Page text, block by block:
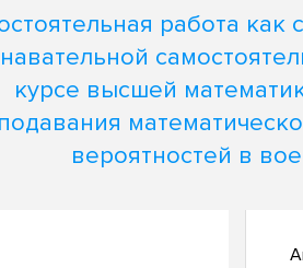
работа как
курсе высшей
вероятностей в